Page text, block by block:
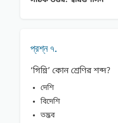
প্রশ্ন ৭.
‘গিন্নি’ কোন শ্রেণির শব্দ?
দেশি
বিদেশি
তদ্ভব